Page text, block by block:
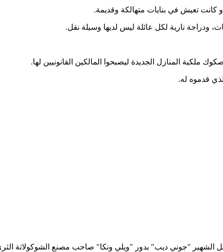
ودراجة نارية لكل عائلة ليس لديها وسيلة نقل.
ملكية المنازل الجديدة ليصبحوا المالكين القانونيين لها.
قدموه له.
الشهير "جوني ديب" بدور "ويلي ونكا" صاحب مصنع الشوكولاتة